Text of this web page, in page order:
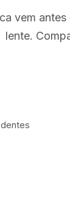
vem
lente.